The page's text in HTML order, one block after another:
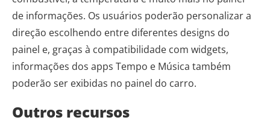
de informações. Os usuários poderão personalizar a
direção escolhendo entre diferentes designs do
painel e, graças à compatibilidade com widgets,
informações dos apps Tempo e Música também
poderão ser exibidas no painel do carro.
Outros recursos